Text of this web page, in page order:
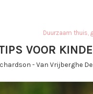
Duurzaam thuis,
VOOR
- Van Vrijberghe